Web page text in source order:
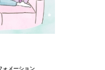
ォメーション